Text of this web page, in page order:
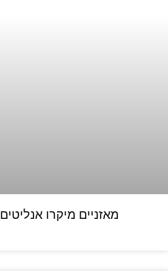
מאזניים מיקרו אנליטים BM